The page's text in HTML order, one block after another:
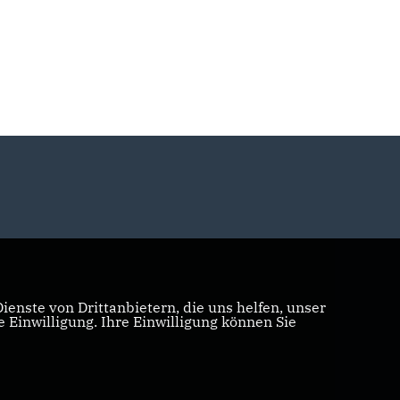
von Drittanbietern, die uns helfen, unser
Einwilligung. Ihre Einwilligung können Sie